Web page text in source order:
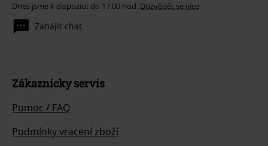
Dnes jsme k dispozici: do 17:00 hod. Dozvědět se více
Zahájit chat
Zákaznícky servis
Pomoc / FAQ
Podmínky vracení zboží